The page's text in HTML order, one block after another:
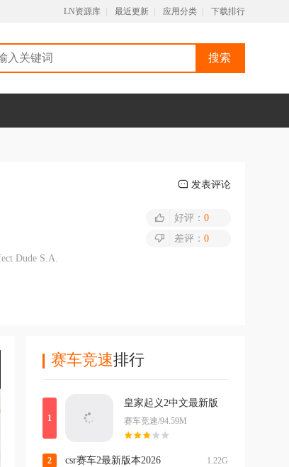
LN资源库 最近更新 应用分类 下载排行
搜索
发表评论
Dude S.A.
好评： 0
差评： 0
赛车竞速排行
皇家起义2中文最新版
赛车竞速/94.59M
csr赛车2最新版本2026 1.22G